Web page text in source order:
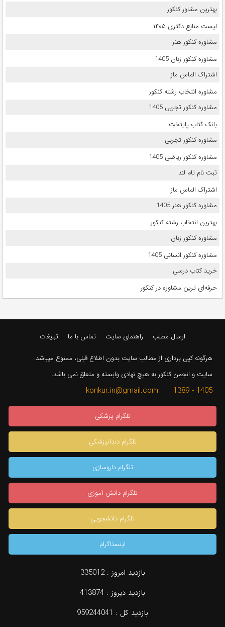
بهترین مشاور کنکور
لیست منابع دکتری ۱۴۰۵
مشاوره کنکور هنر
مشاوره کنکور زبان 1405
اشتراک الماس ماز
مشاوره انتخاب رشته کنکور
مشاوره کنکور تجربی 1405
بانک کتاب پایتخت
مشاوره کنکور تجربی
مشاوره کنکور ریاضی 1405
ثبت نام تام لند
اشتراک الماس ماز
مشاوره کنکور هنر 1405
بهترین انتخاب رشته کنکور
مشاوره کنکور زبان
مشاوره کنکور انسانی 1405
خرید کتاب درسی
حرفه‌ای ترین مشاوره در کنکور
ارسال مطلب راهنمای سایت تماس با ما تبلیغات
هرگونه کپی برداری از مطالب سایت بدون اطلاع قبلی، ممنوع میباشد.
سایت و انجمن کنکور به هیچ نهادی وابسته و متعلق نمی باشد.
1405 - 1389 konkur.in@gmail.com
تلگرام پزشکی
تلگرام دندانپزشکی
تلگرام داروسازی
تلگرام دانش آموزی
تلگرام دانشجویی
اینستاگرام
بازدید امروز :335012
بازدید دیروز : 413874
بازدید کل : 959244041